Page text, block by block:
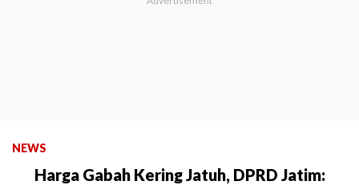
NEWS
Harga Gabah Kering Jatuh, DPRD Jatim: